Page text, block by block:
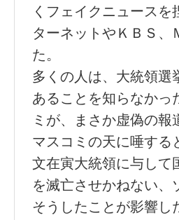
くフェイクニュース
ターネットやＫＢＳ、
た。
多くの人は、大統領選
あることを知らなかっ
ミが、まさか虚偽の
マスコミの天に唾する
文在寅大統領に与して
を滅亡させかねない、
そうしたことが影響し